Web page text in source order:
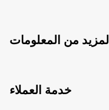
لمزيد من المعلومات
خدمة العملاء